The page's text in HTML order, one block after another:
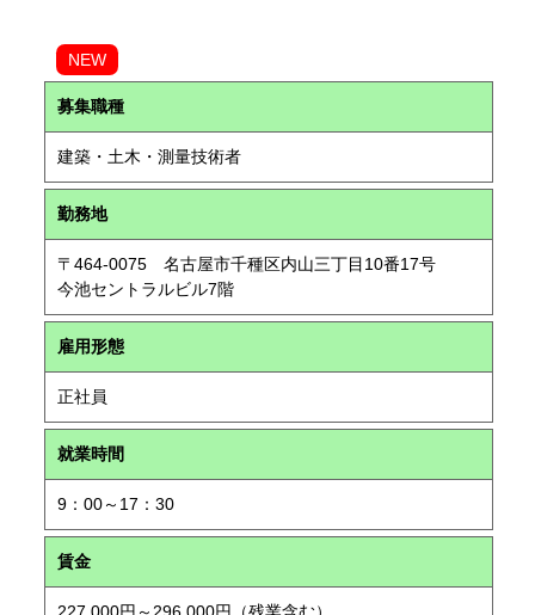
NEW
募集職種
建築・土木・測量技術者
勤務地
〒464-0075 名古屋市千種区内山三丁目10番17号
今池セントラルビル7階
雇用形態
正社員
就業時間
9：00～17：30
賃金